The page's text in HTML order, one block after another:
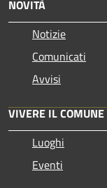
NOVITÀ
Notizie
Comunicati
Avvisi
VIVERE IL COMUNE
Luoghi
Eventi